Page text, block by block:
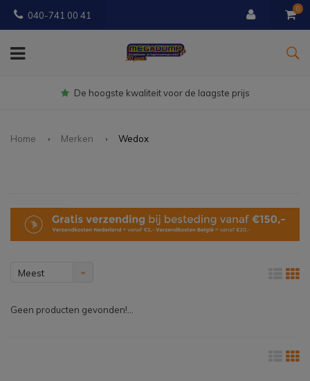
040-741 00 41
0
De hoogste kwaliteit voor de laagste prijs
Home Merken Wedox
Meest
Geen producten gevonden!...